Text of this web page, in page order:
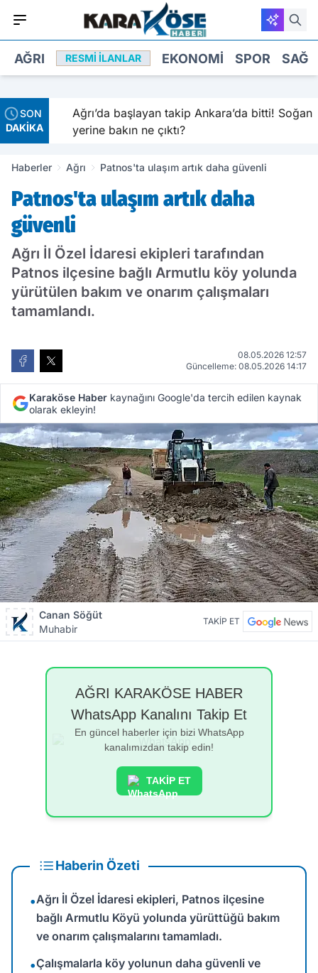
AĞRI RESMI İLANLAR EKONOMI SPOR
SON
DAKİKA
Ağrı’da başlayan takip Ankara’da bitti! Soğan
yerine bakın ne çıktı?
Haberler Ağrı Patnos'ta ulaşım artık daha güvenli
Patnos'ta ulaşım artık daha
güvenli
Ağrı İl Özel İdaresi ekipleri tarafından
Patnos ilçesine bağlı Armutlu köy yolunda
yürütülen bakım ve onarım çalışmaları
tamamlandı.
08.05.2026 12:57
Güncelleme: 08.05.2026 14:17
Karaköse Haber kaynağını Google'da tercih edilen kaynak
olarak ekleyin!
Canan Söğüt
Muhabir
TAKİP ET
AĞRI KARAKÖSE HABER
WhatsApp Kanalını Takip Et
En güncel haberler için bizi WhatsApp
kanalımızdan takip edin!
TAKİP ET
Haberin Özeti
•Ağrı İl Özel İdaresi ekipleri, Patnos ilçesine
bağlı Armutlu Köyü yolunda yürüttüğü bakım
ve onarım çalışmalarını tamamladı.
•Çalışmalarla köy yolunun daha güvenli ve